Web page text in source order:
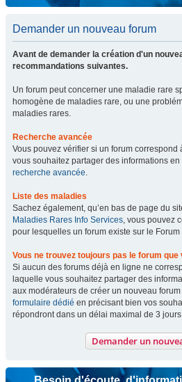
Demander un nouveau forum
Avant de demander la création d'un
recommandations suivantes.
Un forum peut concerner une maladie rare
homogène de maladies rare, ou une
maladies rares.
Recherche avancée
Vous pouvez vérifier si un forum
vous souhaitez partager des informations
recherche avancée.
Liste des maladies
Sachez également, qu’en bas de page du
Maladies Rares Info Services, vous pouvez
pour lesquelles un forum existe sur le
Vous ne trouvez toujours pas le forum
Si aucun des forums déjà en ligne ne
laquelle vous souhaitez partager des
aux modérateurs de créer un nouveau
formulaire dédié en précisant bien vos
répondront dans un délai maximal de 3
Demander un